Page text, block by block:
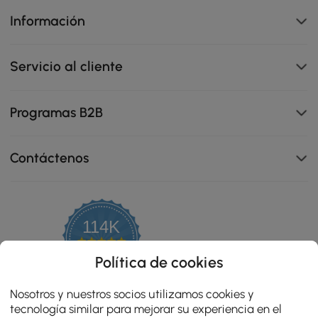
El rincón del proyector integrado oculta y estabiliza a la
perfección la configuración para una visualización
Información
Servicio al cliente
Programas B2B
Contáctenos
114K
4.8
star
rating
OPINIONES CERTIFICADAS
Política de cookies
Nosotros y nuestros socios utilizamos cookies y
tecnología similar para mejorar su experiencia en el